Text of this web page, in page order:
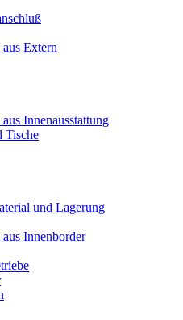
Extern
Innenausstattung
Tische
und Lagerung
Innenborder